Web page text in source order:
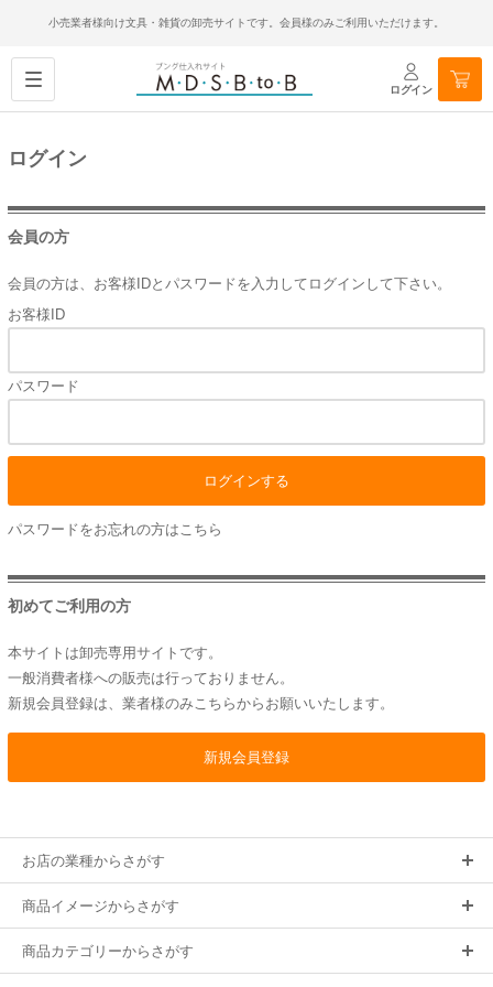
小売業者様向け文具・雑貨の卸売サイトです。会員様のみご利用いただけます。
ログイン
ログイン
会員の方
会員の方は、お客様IDとパスワードを入力してログインして下さい。
お客様ID
パスワード
パスワードをお忘れの方はこちら
初めてご利用の方
本サイトは卸売専用サイトです。
一般消費者様への販売は行っておりません。
新規会員登録は、業者様のみこちらからお願いいたします。
お店の業種からさがす
商品イメージからさがす
商品カテゴリーからさがす